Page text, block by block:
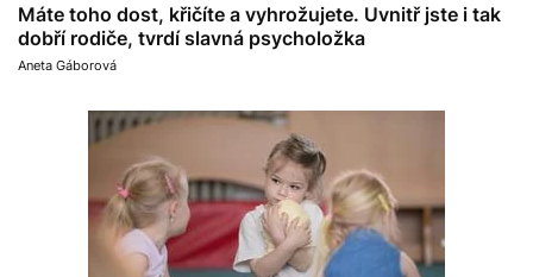
Máte toho dost, křičíte a vyhrožujete. Uvnitř jste i tak
dobří rodiče, tvrdí slavná psycholožka
Aneta Gáborová